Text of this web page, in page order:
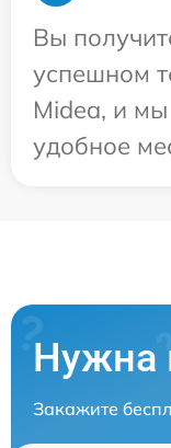
Вы
успешном
Midea, и
удобное
Нужна
Закажите